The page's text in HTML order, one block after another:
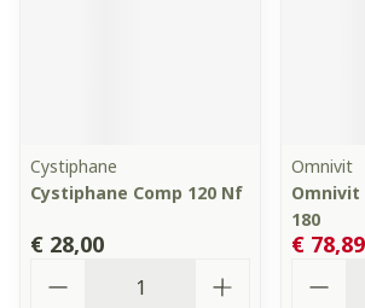
Cystiphane
Cystiphane Comp 120 Nf
€ 28,00
Omnivit
Omnivit
180
€ 78,89